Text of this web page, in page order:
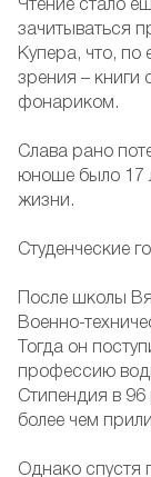
Чтение стало
зачитываться
Купера, что, по
зрения – книги
фонариком.
Слава рано
юноше было 17
жизни.
Студенческие
После школы
Военно-
Тогда он
профессию
Стипендия в 96
более чем
Однако спустя